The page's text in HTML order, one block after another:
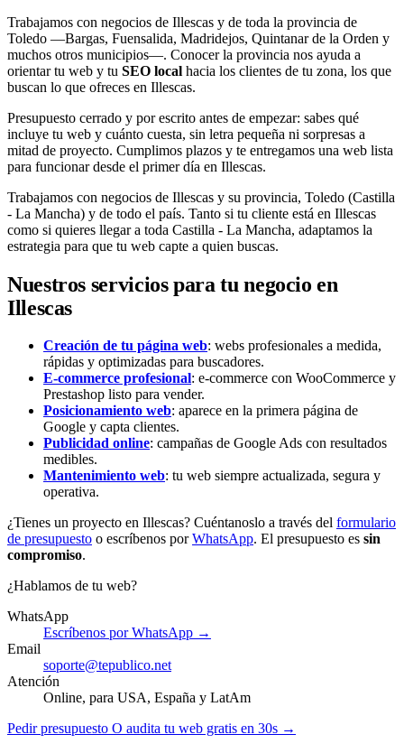
Trabajamos con negocios de Illescas y de toda la provincia de
Toledo —Bargas, Fuensalida, Madridejos, Quintanar de la Orden y
muchos otros municipios—. Conocer la provincia nos ayuda a
orientar tu web y tu SEO local hacia los clientes de tu zona, los que
buscan lo que ofreces en Illescas.
Presupuesto cerrado y por escrito antes de empezar: sabes qué
incluye tu web y cuánto cuesta, sin letra pequeña ni sorpresas a
mitad de proyecto. Cumplimos plazos y te entregamos una web lista
para funcionar desde el primer día en Illescas.
Trabajamos con negocios de Illescas y su provincia, Toledo (Castilla
- La Mancha) y de todo el país. Tanto si tu cliente está en Illescas
como si quieres llegar a toda Castilla - La Mancha, adaptamos la
estrategia para que tu web capte a quien buscas.
Nuestros servicios para tu negocio en
Illescas
Creación de tu página web: webs profesionales a medida,
rápidas y optimizadas para buscadores.
E-commerce profesional: e-commerce con WooCommerce y
Prestashop listo para vender.
Posicionamiento web: aparece en la primera página de
Google y capta clientes.
Publicidad online: campañas de Google Ads con resultados
medibles.
Mantenimiento web: tu web siempre actualizada, segura y
operativa.
¿Tienes un proyecto en Illescas? Cuéntanoslo a través del formulario
de presupuesto o escríbenos porWhatsApp. El presupuesto es sin
compromiso.
¿Hablamos de tu web?
WhatsApp
Escríbenos por WhatsApp →
Email
soporte@tepublico.net
Atención
Online, para USA, España y LatAm
Pedir presupuesto O audita tu web gratis en 30s →